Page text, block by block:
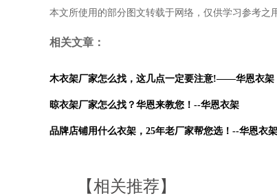
本文所使用的部分图文转载于网络，仅供学习参考之
相关文章：
木衣架厂家怎么找，这几点一定要注意!——华恩衣架
晾衣架厂家怎么找？华恩来教您！--华恩衣架
品牌店铺用什么衣架，25年老厂家帮您选！--华恩衣架
【相关推荐】